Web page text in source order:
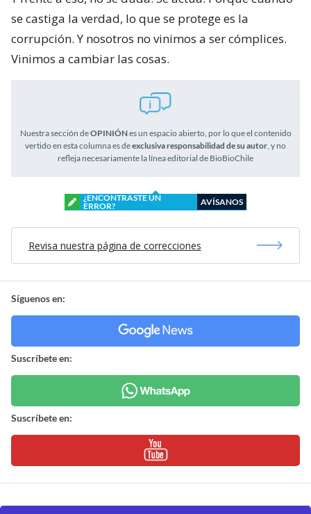
se castiga la verdad, lo que se protege es la
corrupción. Y nosotros no vinimos a ser cómplices.
Vinimos a cambiar las cosas.
Nuestra sección deOPINIÓNes un espacio abierto, por lo que el contenido
vertido en esta columna es deexclusiva responsabilidad de su autor , y no
refleja necesariamente la línea editorial de BioBioChile
¿ENCONTRASTE UN
ERROR?
AVÍSANOS
Revisa nuestra página de correcciones
Síguenos en:
Suscríbete en:
Suscríbete en: